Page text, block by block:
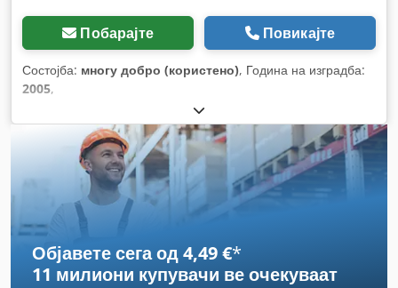
Побарајте Повикајте
Состојба: многу добро (користено), Година на изградба:
2005,
Објавете сега од 4,49 €*
11 милиони купувачи ве очекуваат